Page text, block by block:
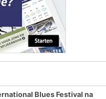
Blues Festival na